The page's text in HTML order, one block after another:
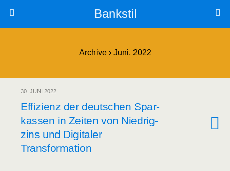
Bankstil
Archive › Juni, 2022
30. JUNI 2022
Effi­zi­enz der deut­schen Spar­
kas­sen in Zei­ten von Nied­rig­
zins und Digi­ta­ler
Transformation